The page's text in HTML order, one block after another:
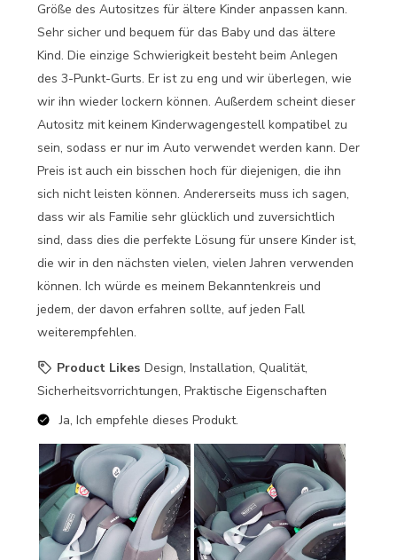
Größe des Autositzes für ältere Kinder anpassen kann.
Sehr sicher und bequem für das Baby und das ältere
Kind. Die einzige Schwierigkeit besteht beim Anlegen
des 3-Punkt-Gurts. Er ist zu eng und wir überlegen, wie
wir ihn wieder lockern können. Außerdem scheint dieser
Autositz mit keinem Kinderwagengestell kompatibel zu
sein, sodass er nur im Auto verwendet werden kann. Der
Preis ist auch ein bisschen hoch für diejenigen, die ihn
sich nicht leisten können. Andererseits muss ich sagen,
dass wir als Familie sehr glücklich und zuversichtlich
sind, dass dies die perfekte Lösung für unsere Kinder ist,
die wir in den nächsten vielen, vielen Jahren verwenden
können. Ich würde es meinem Bekanntenkreis und
jedem, der davon erfahren sollte, auf jeden Fall
weiterempfehlen.
Product Likes Design, Installation, Qualität,
Sicherheitsvorrichtungen, Praktische Eigenschaften
Ja, Ich empfehle dieses Produkt.